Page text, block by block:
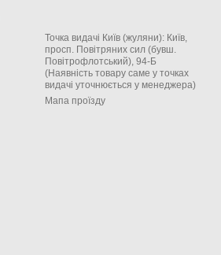
Точка видачі Київ (жуляни): Київ,
просп. Повітряних сил (бувш.
Повітрофлотський), 94-Б
(Наявність товару саме у точках
видачі уточнюється у менеджера)
Мапа проїзду